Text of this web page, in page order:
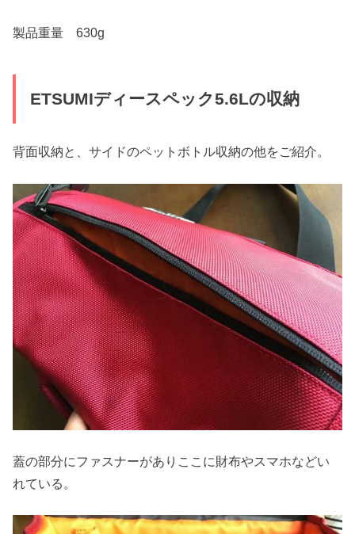
製品重量 630g
ETSUMIディースペック5.6Lの収納
背面収納と、サイドのペットボトル収納の他をご紹介。
蓋の部分にファスナーがありここに財布やスマホなどい
れている。